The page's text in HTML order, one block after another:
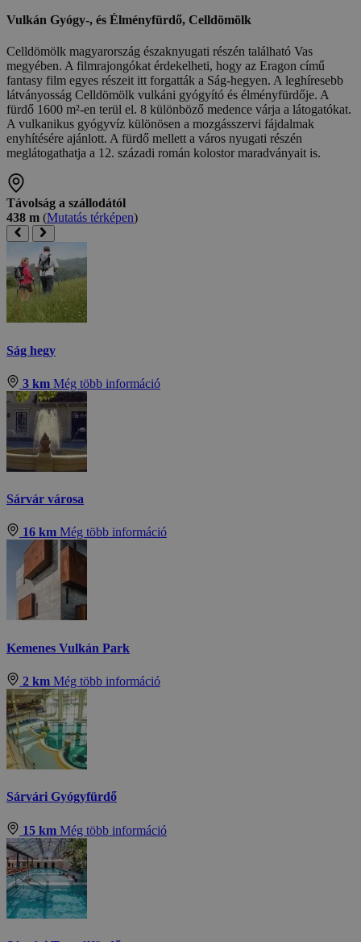
Vulkán Gyógy-, és Élményfürdő, Celldömölk
Celldömölk magyarország északnyugati részén található Vas
megyében. A filmrajongókat érdekelheti, hogy az Eragon című
fantasy film egyes részeit itt forgatták a Ság-hegyen. A leghíresebb
látványosság Celldömölk vulkáni gyógyító és élményfürdője. A
fürdő 1600 m²-en terül el. 8 különböző medence várja a látogatókat.
A vulkanikus gyógyvíz különösen a mozgásszervi fájdalmak
enyhítésére ajánlott. A fürdő mellett a város nyugati részén
meglátogathatja a 12. századi román kolostor maradványait is.
Távolság a szállodától
438 m (Mutatás térképen)
Ság hegy
3 km Még több információ
Sárvár városa
16 km Még több információ
Kemenes Vulkán Park
2 km Még több információ
Sárvári Gyógyfürdő
15 km Még több információ